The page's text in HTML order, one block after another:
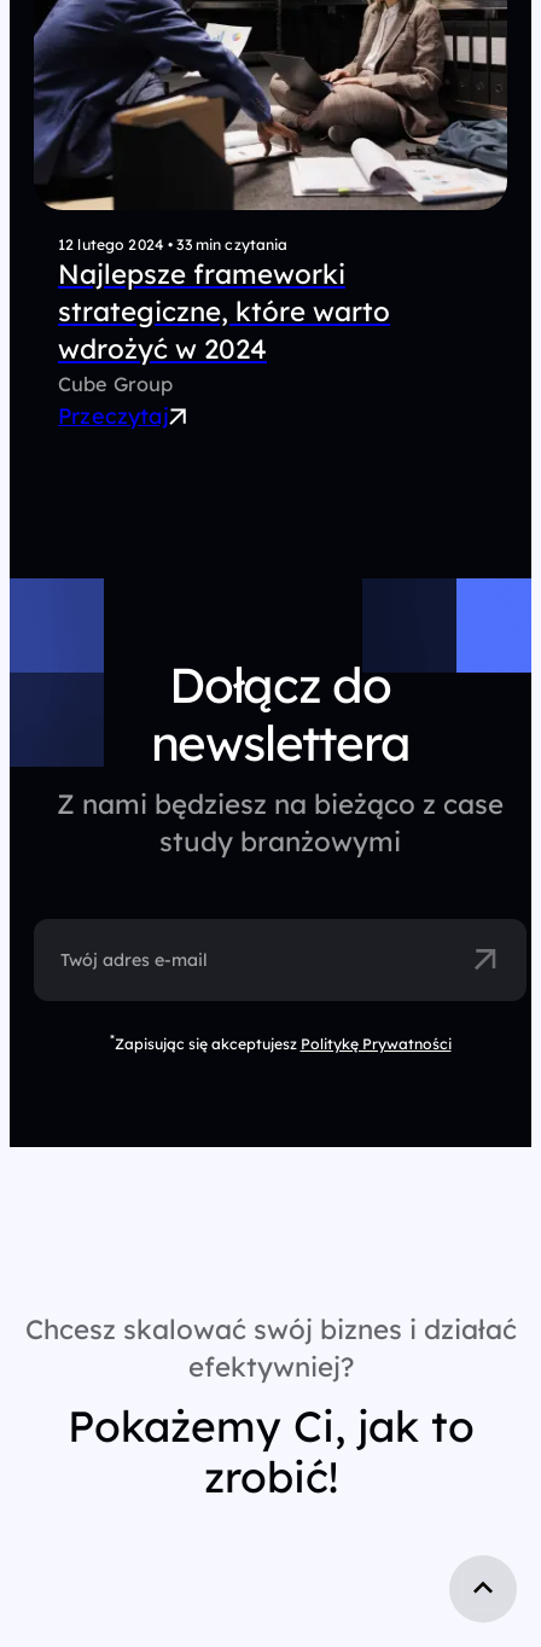
12 lutego 2024• 33 min czytania
Najlepsze frameworki
strategiczne, które warto
wdrożyć w 2024
Cube Group
Przeczytaj
Dołącz do
newslettera
Z nami będziesz na bieżąco z case
study branżowymi
Twój adres e-mail
*Zapisując się akceptujesz Politykę Prywatności
Chcesz skalować swój biznes i działać
efektywniej?
Pokażemy Ci, jak to
zrobić!